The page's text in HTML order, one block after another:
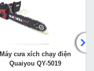
Máy cưa xích chạy điện
Quaiyou QY-5019